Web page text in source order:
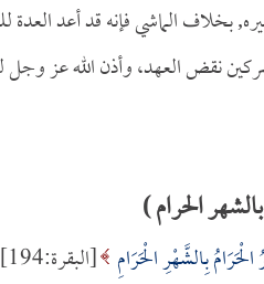
بخلاف الماشي فإنه قد أعد
نقض العهد، وأذن الله عز
الحرام )
بِالشَّهْرِ الْحَرَامِ